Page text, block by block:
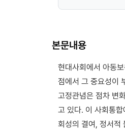
본문내용
현대사회에서 아동
점에서 그 중요성이
고정관념은 점차 변
고 있다. 이 사회통
회성의 결여, 정서적